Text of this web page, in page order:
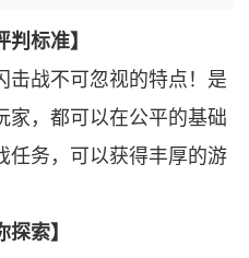
判标准】
击战不可忽视的特点！是
家，都可以在公平的基础
任务，可以获得丰厚的游
探索】